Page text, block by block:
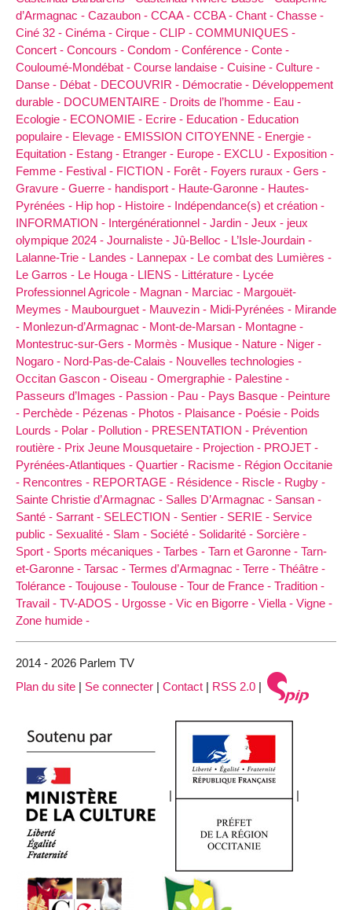
d’Armagnac - Cazaubon - CCAA - CCBA - Chant - Chasse -
Ciné 32 - Cinéma - Cirque - CLIP - COMMUNIQUES -
Concert - Concours - Condom - Conférence - Conte -
Couloumé-Mondébat - Course landaise - Cuisine - Culture -
Danse - Débat - DECOUVRIR - Démocratie - Développement
durable - DOCUMENTAIRE - Droits de l’homme - Eau -
Ecologie - ECONOMIE - Ecrire - Education - Education
populaire - Elevage - EMISSION CITOYENNE - Energie -
Equitation - Estang - Etranger - Europe - EXCLU - Exposition -
Femme - Festival - FICTION - Forêt - Foyers ruraux - Gers -
Gravure - Guerre - handisport - Haute-Garonne - Hautes-
Pyrénées - Hip hop - Histoire - Indépendance(s) et création -
INFORMATION - Intergénérationnel - Jardin - Jeux - jeux
olympique 2024 - Journaliste - Jû-Belloc - L’Isle-Jourdain -
Lalanne-Trie - Landes - Lannepax - Le combat des Lumières -
Le Garros - Le Houga - LIENS - Littérature - Lycée
Professionnel Agricole - Magnan - Marciac - Margouët-
Meymes - Maubourguet - Mauvezin - Midi-Pyrénées - Mirande
- Monlezun-d’Armagnac - Mont-de-Marsan - Montagne -
Montestruc-sur-Gers - Mormès - Musique - Nature - Niger -
Nogaro - Nord-Pas-de-Calais - Nouvelles technologies -
Occitan Gascon - Oiseau - Omergraphie - Palestine -
Passeurs d’Images - Passion - Pau - Pays Basque - Peinture
- Perchède - Pézenas - Photos - Plaisance - Poésie - Poids
Lourds - Polar - Pollution - PRESENTATION - Prévention
routière - Prix Jeune Mousquetaire - Projection - PROJET -
Pyrénées-Atlantiques - Quartier - Racisme - Région Occitanie
- Rencontres - REPORTAGE - Résidence - Riscle - Rugby -
Sainte Christie d’Armagnac - Salles D’Armagnac - Sansan -
Santé - Sarrant - SELECTION - Sentier - SERIE - Service
public - Sexualité - Slam - Société - Solidarité - Sorcière -
Sport - Sports mécaniques - Tarbes - Tarn et Garonne - Tarn-
et-Garonne - Tarsac - Termes d’Armagnac - Terre - Théâtre -
Tolérance - Toujouse - Toulouse - Tour de France - Tradition -
Travail - TV-ADOS - Urgosse - Vic en Bigorre - Viella - Vigne -
Zone humide -
2014 - 2026 Parlem TV
Plan du site | Se connecter | Contact | RSS 2.0 |
| |